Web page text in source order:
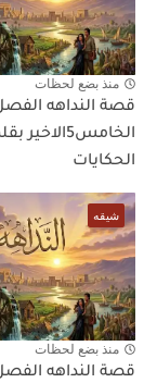
منذ بضع لحظات
قصة النداهه
الحكايات
شيقه
منذ بضع لحظات